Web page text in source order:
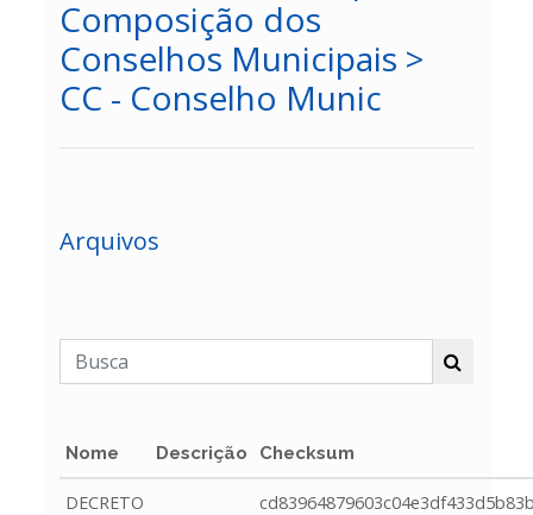
Composição dos
Conselhos Municipais >
CC - Conselho Munic
Arquivos
Nome Descrição Checksum
DECRETO